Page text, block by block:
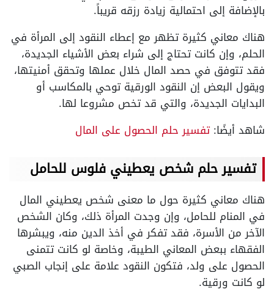
بالإضافة إلى احتمالية زيادة رزقه قريباً.
هناك معاني كثيرة تظهر مع إعطاء النقود إلى المرأة في
الحلم، وإن كانت تحتاج إلى شراء بعض الأشياء الجديدة،
فقد تتوفق في حصد المال خلال عملها وتحقق أمنيتها،
ويقول البعض إن النقود الورقية توحي بالمكاسب أو
البدايات الجديدة، والتي قد تخص مشروعا لها.
شاهد أيضًا:تفسير حلم الحصول على المال
تفسير حلم شخص يعطيني فلوس للحامل
هناك معاني كثيرة حول ما معنى شخص يعطيني المال
في المنام للحامل، وإن وجدت المرأة ذلك، وكان الشخص
الآخر من الأسرة، فقد تفكر في أخذ الدين منه، ويبشرها
الفقهاء ببعض المعاني الطيبة، وخاصة لو كانت تتمنى
الحصول على ولد، فتكون النقود علامة على إنجاب الصبي
لو كانت ورقية.